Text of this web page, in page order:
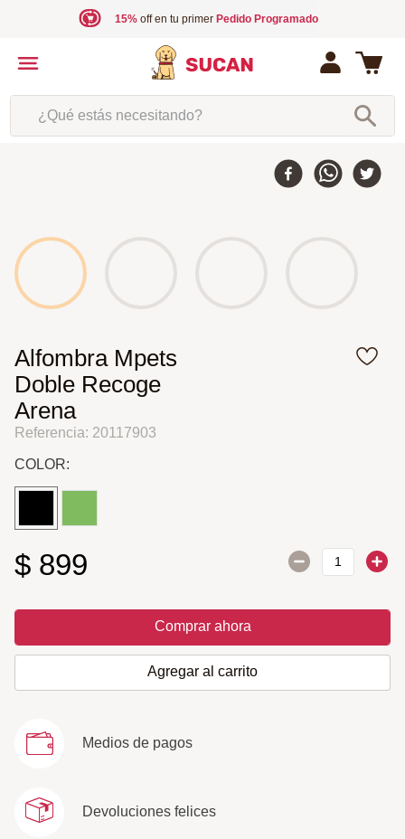
15%off en tu primer Pedido Programado
¿Qué estás necesitando?
Alfombra Mpets
Doble Recoge
Arena
Referencia: 20117903
COLOR:
$ 899
Comprar ahora
Agregar al carrito
Medios de pagos
Devoluciones felices